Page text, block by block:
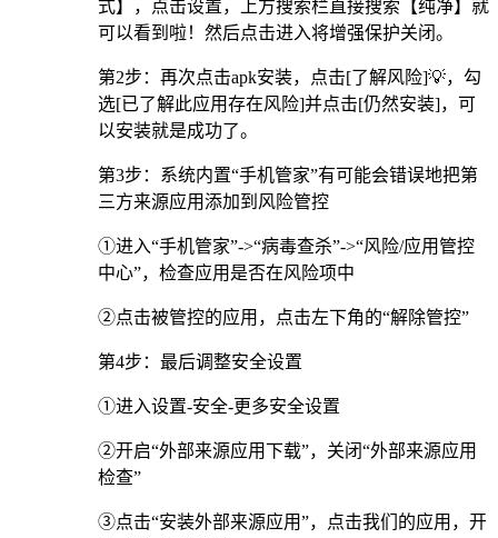
式】，点击设置，上方搜索栏直接搜索【纯净】就
可以看到啦！然后点击进入将增强保护关闭。
第2步：再次点击apk安装，点击[了解风险]💡，勾
选[已了解此应用存在风险]并点击[仍然安装]，可
以安装就是成功了。
第3步：系统内置“手机管家”有可能会错误地把第
三方来源应用添加到风险管控
①进入“手机管家”->“病毒查杀”->“风险/应用管控
中心”，检查应用是否在风险项中
②点击被管控的应用，点击左下角的“解除管控”
第4步：最后调整安全设置
①进入设置-安全-更多安全设置
②开启“外部来源应用下载”，关闭“外部来源应用
检查”
③点击“安装外部来源应用”，点击我们的应用，开